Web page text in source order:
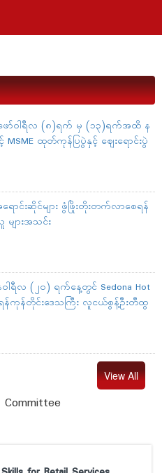
ဖော်ဝါရီလ (၈)ရက် မှ (၁၃)ရက်အထိ န
ထုတ်ကုန်ပြပွဲနှင့် ဈေးရောင်းပွဲ
င်းဆိုင်များ ဖွံဖြိုးတိုးတက်လာစေရန်
ျားအသင်း
ဝါရီလ (၂၀) ရက်နေ့တွင် Sedona Hot
ရန်ကုန်တိုင်းဒေသကြီး လူငယ်စွန့်ဦးတီထွ
View All
Committee